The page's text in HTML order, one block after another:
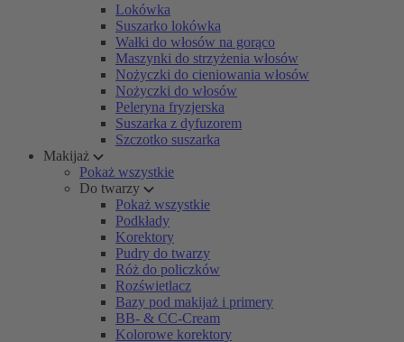
Lokówka
Suszarko lokówka
Wałki do włosów na gorąco
Maszynki do strzyżenia włosów
Nożyczki do cieniowania włosów
Nożyczki do włosów
Peleryna fryzjerska
Suszarka z dyfuzorem
Szczotko suszarka
Makijaż
Pokaż wszystkie
Do twarzy
Pokaż wszystkie
Podkłady
Korektory
Pudry do twarzy
Róż do policzków
Rozświetlacz
Bazy pod makijaż i primery
BB- & CC-Cream
Kolorowe korektory